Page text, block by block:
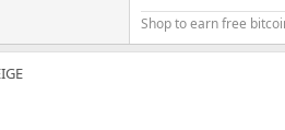
Shop to earn free